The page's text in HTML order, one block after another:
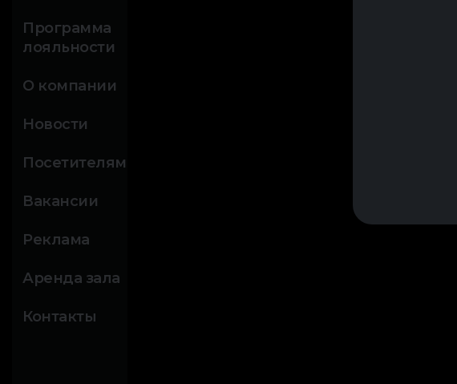
Программа
лояльности
О компании
Новости
Посетителям
Вакансии
Реклама
Аренда зала
Контакты